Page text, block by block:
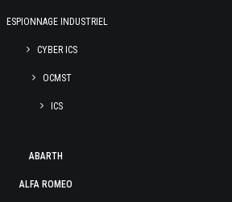
ESPIONNAGE INDUSTRIEL
CYBER ICS
OCMST
ICS
ABARTH
ALFA ROMEO